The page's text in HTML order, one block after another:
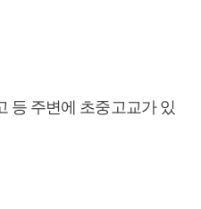
등 주변에 초중고교가 있